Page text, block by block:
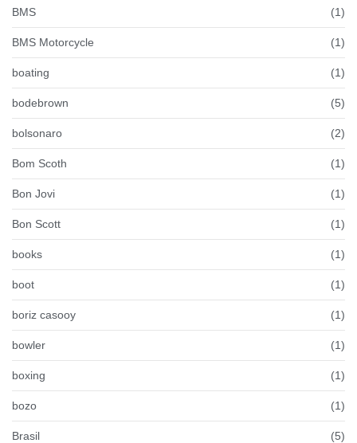
BMS (1)
BMS Motorcycle (1)
boating (1)
bodebrown (5)
bolsonaro (2)
Bom Scoth (1)
Bon Jovi (1)
Bon Scott (1)
books (1)
boot (1)
boriz casooy (1)
bowler (1)
boxing (1)
bozo (1)
Brasil (5)